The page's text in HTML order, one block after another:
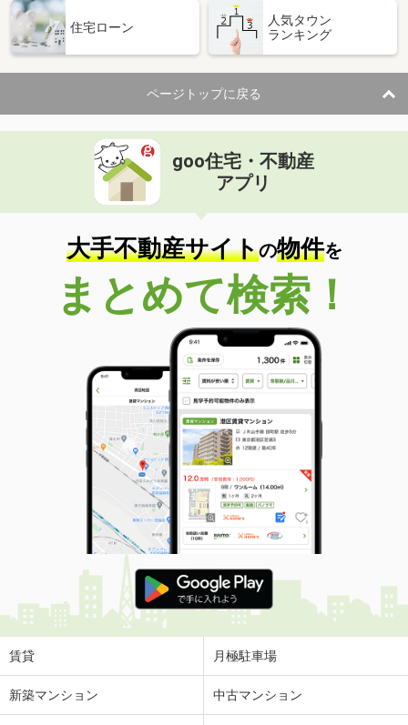
住宅ローン
人気タウン
ランキング
ページトップに戻る
goo住宅・不動産
アプリ
大手不動産サイトの物件を
まとめて検索！
賃貸 月極駐車場
新築マンション 中古マンション